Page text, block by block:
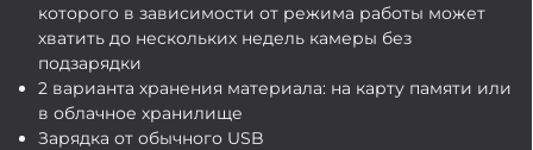
которого в зависимости от режима работы может
хватить до нескольких недель камеры без
подзарядки
2 варианта хранения материала: на карту памяти или
в облачное хранилище
Зарядка от обычного USB